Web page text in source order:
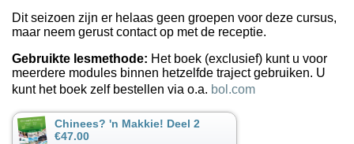
Dit seizoen zijn er helaas geen groepen voor deze cursus,
maar neem gerust contact op met de receptie.
Gebruikte lesmethode: Het boek (exclusief) kunt u voor
meerdere modules binnen hetzelfde traject gebruiken. U
kunt het boek zelf bestellen via o.a. bol.com
Chinees? 'n Makkie! Deel 2
€47.00